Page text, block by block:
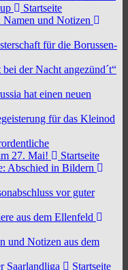
Startseite
und Notizen
für die Borussen-
der Nacht angezünd´t“
hat einen neuen
für das Kleinod
27. Mai!
Startseite
Abschied in Bildern
vor guter
aus dem Ellenfeld
und Notizen aus dem
Saarlandliga
Startseite